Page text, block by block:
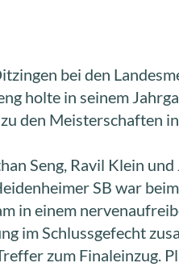
bei den
holte in seinem
den Meisterschaften
Seng, Ravil Klein und
SB war
in einem
im Schlussgefecht
zum Finaleinzug.